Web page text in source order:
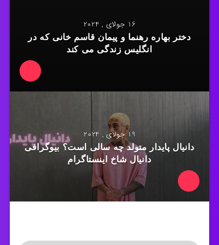
16 جولای , 2024
دختر بهاره رهنما و پیمان قاسم‌ خانی که در
انگلیس زندگی می کند
19 جولای , 2024
دانیال پایدار متولد چه سالی است؟ بیوگرافی
دانیال شاخ اینستاگرام